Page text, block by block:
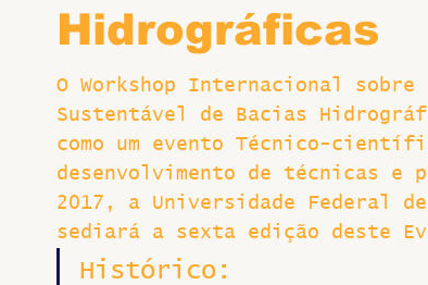
Sem categoria Slider Nova Sintet News
Hospitais e Saúde Pública Greve
Hidrográficas
O Workshop Internacional sobre
Sustentável de Bacias
como um evento Técnico-
desenvolvimento de técnicas e
2017, a Universidade Federal
sediará a sexta edição deste
Histórico: